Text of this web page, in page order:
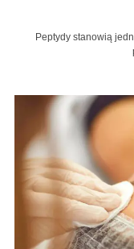
Peptydy stanowią